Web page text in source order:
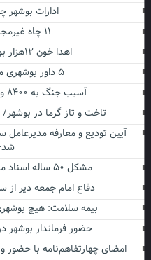
ادارات بوشهر
اهدا خون ۱۲هزار بوشهری ابتدای سالجاری
آسیب جنگ به ۸۴۰۰ واحد مسکونی-تجاری بوشهر
تاخت و تاز گرما در بوشهر/ دمای
آیین تودیع و معارفه مدیرعامل
مشکل ۵۰ ساله اسناد مالکیت مردم بیدخون حل شد
دفاع امام جمعه دیر از
بیمه سلامت: هیچ
حضور فرماندار بوشهر
امضای چهارتفاهم‌نامه با حضور